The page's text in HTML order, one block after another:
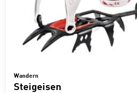
Wandern
Steigeisen